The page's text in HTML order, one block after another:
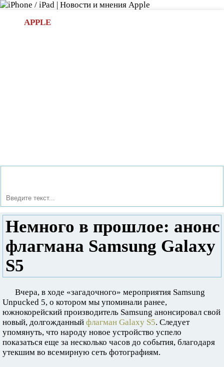
APPLE
Немного в прошлое: анонс
флагмана Samsung Galaxy
S5
Вчера, в ходе «загадочного» мероприятия Samsung
Unpucked 5, о котором мы упоминали ранее,
южнокорейский производитель Samsung анонсировал свой
новый, долгожданный флагман Galaxy S5. Следует
упомянуть, что народу новое устройство успело
показаться еще за несколько часов до события, благодаря
утекшим во всемирную сеть фотографиям.